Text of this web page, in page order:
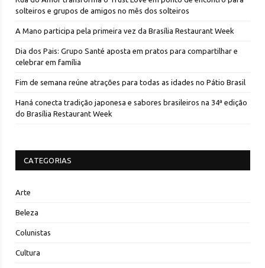
solteiros e grupos de amigos no mês dos solteiros
A Mano participa pela primeira vez da Brasília Restaurant Week
Dia dos Pais: Grupo Santé aposta em pratos para compartilhar e
celebrar em família
Fim de semana reúne atrações para todas as idades no Pátio Brasil
Haná conecta tradição japonesa e sabores brasileiros na 34ª edição
do Brasília Restaurant Week
CATEGORIAS
Arte
Beleza
Colunistas
Cultura